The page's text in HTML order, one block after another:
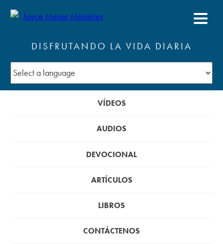
DISFRUTANDO LA VIDA DIARIA
VÍDEOS
AUDIOS
DEVOCIONAL
ARTÍCULOS
LIBROS
CONTÁCTENOS